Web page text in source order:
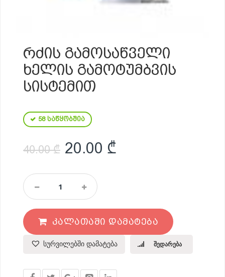
ᲠᲫᲘᲡ ᲒᲐᲛᲝᲡᲐᲬᲕᲔᲚᲘ
ᲮᲔᲚᲘᲡ ᲒᲐᲛᲝᲢᲣᲛᲑᲕᲘᲡ
ᲡᲘᲡᲢᲔᲛᲘᲗ
58 საწყობშია
40.00₾ Original price was:
20.00 ₾
Რძის
Გამოსაწველი
Ხელის
Გამოტუმბვის
Სისტემით
Quantity
ᲙᲐᲚᲐᲗᲐᲨᲘ ᲓᲐᲛᲐᲢᲔᲑᲐ
სურვილებში დამატება შედარება